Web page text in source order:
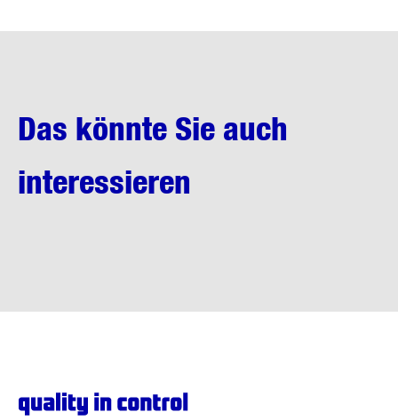
Das könnte Sie auch
interessieren